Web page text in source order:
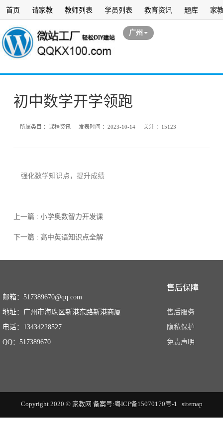
首页 请家教 教师列表 学员列表 教育资讯 题库 家
广州
初中数学开学领跑
所属类目 ：课程资讯 发表时间 ：2023-10-14 关注 ： 15123
强化数学知识点，提升成绩
上一篇 : 小学奥数智力开发课
下一篇 : 高中英语知识点全解
邮箱：517389670@qq.com
地址：广州市海珠区新港东路新港商厦
电话：13434228527
QQ：517389670
售后保障
售后服务
隐私保护
免责声明
Copyright 2020 © 家教网 备案号:粤ICP备15070170号-1 sitemap